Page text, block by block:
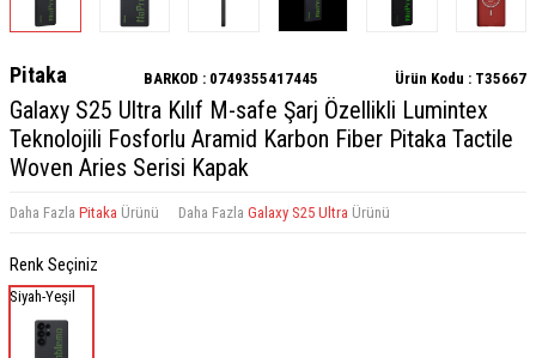
Pitaka BARKOD : 0749355417445 Ürün Kodu : T35667
Galaxy S25 Ultra Kılıf M-safe Şarj Özellikli Lumintex
Teknolojili Fosforlu Aramid Karbon Fiber Pitaka Tactile
Woven Aries Serisi Kapak
Daha Fazla Pitaka Ürünü Daha Fazla Galaxy S25 Ultra Ürünü
Renk Seçiniz
Siyah-Yeşil